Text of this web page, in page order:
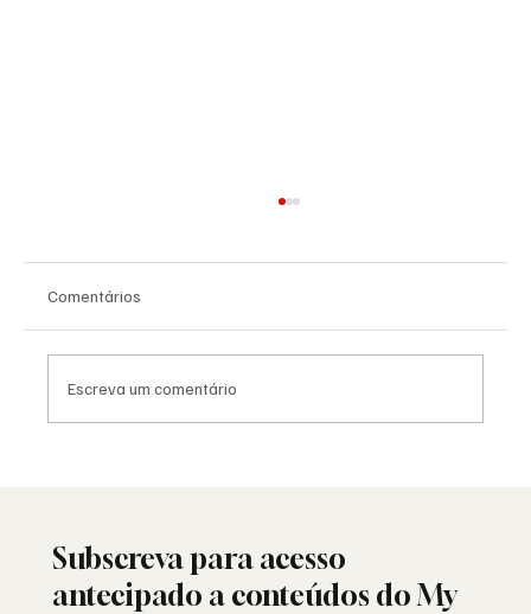
Comentários
Escreva um comentário
Subscreva para acesso
antecipado a conteúdos do My